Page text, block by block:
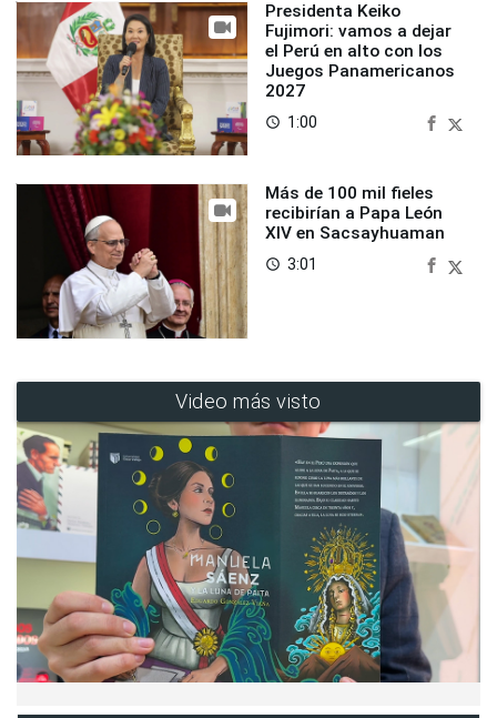
Presidenta Keiko
Fujimori: vamos a dejar
el Perú en alto con los
Juegos Panamericanos
2027
access_time 1:00
Más de 100 mil fieles
recibirían a Papa León
XIV en Sacsayhuaman
access_time 3:01
Video más visto